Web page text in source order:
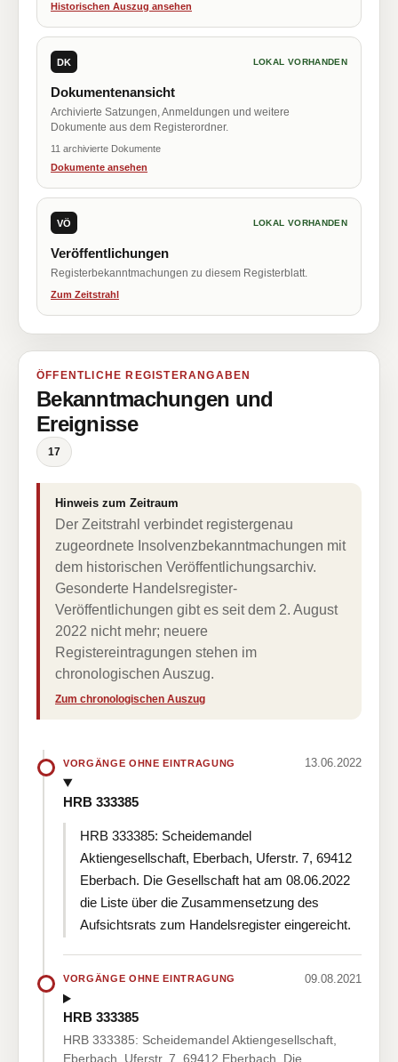
Historischen Auszug ansehen
DK LOKAL VORHANDEN
Dokumentenansicht
Archivierte Satzungen, Anmeldungen und weitere
Dokumente aus dem Registerordner.
11 archivierte Dokumente
Dokumente ansehen
VÖ LOKAL VORHANDEN
Veröffentlichungen
Registerbekanntmachungen zu diesem Registerblatt.
Zum Zeitstrahl
ÖFFENTLICHE REGISTERANGABEN
Bekanntmachungen und
Ereignisse
17
Hinweis zum Zeitraum
Der Zeitstrahl verbindet registergenau
zugeordnete Insolvenzbekanntmachungen mit
dem historischen Veröffentlichungsarchiv.
Gesonderte Handelsregister-
Veröffentlichungen gibt es seit dem 2. August
2022 nicht mehr; neuere
Registereintragungen stehen im
chronologischen Auszug.
Zum chronologischen Auszug
VORGÄNGE OHNE EINTRAGUNG 13.06.2022
HRB 333385
HRB 333385: Scheidemandel
Aktiengesellschaft, Eberbach, Uferstr. 7, 69412
Eberbach. Die Gesellschaft hat am 08.06.2022
die Liste über die Zusammensetzung des
Aufsichtsrats zum Handelsregister eingereicht.
VORGÄNGE OHNE EINTRAGUNG 09.08.2021
HRB 333385
HRB 333385: Scheidemandel Aktiengesellschaft,
Eberbach, Uferstr. 7, 69412 Eberbach. Die